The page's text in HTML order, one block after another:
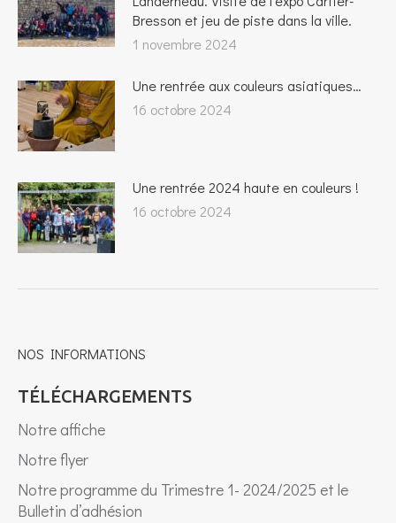
Bresson et jeu de piste dans la ville.
1 novembre 2024
Une rentrée aux couleurs asiatiques…
16 octobre 2024
Une rentrée 2024 haute en couleurs !
16 octobre 2024
NOS INFORMATIONS
TÉLÉCHARGEMENTS
Notre affiche
Notre flyer
Notre programme du Trimestre 1- 2024/2025 et le
Bulletin d’adhésion